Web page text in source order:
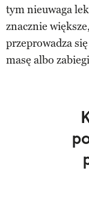
tym nieuwaga
znacznie
przeprowadza
masę albo